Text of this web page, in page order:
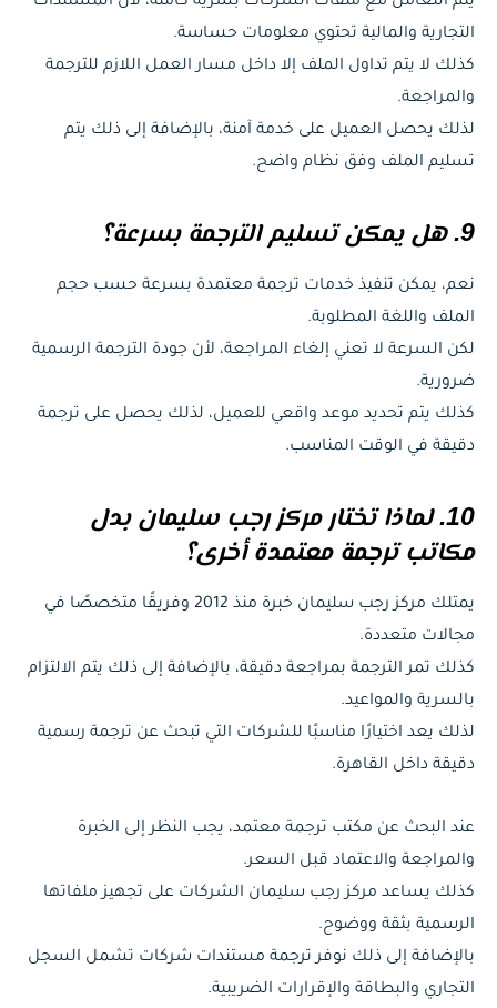
التجارية والمالية تحتوي معلومات حساسة.
كذلك لا يتم تداول الملف إلا داخل مسار العمل اللازم للترجمة
والمراجعة.
لذلك يحصل العميل على خدمة آمنة، بالإضافة إلى ذلك يتم
تسليم الملف وفق نظام واضح.
9. هل يمكن تسليم الترجمة بسرعة؟
نعم، يمكن تنفيذ خدمات ترجمة معتمدة بسرعة حسب حجم
الملف واللغة المطلوبة.
لكن السرعة لا تعني إلغاء المراجعة، لأن جودة الترجمة الرسمية
ضرورية.
كذلك يتم تحديد موعد واقعي للعميل، لذلك يحصل على ترجمة
دقيقة في الوقت المناسب.
10. لماذا تختار مركز رجب سليمان بدل
مكاتب ترجمة معتمدة أخرى؟
يمتلك مركز رجب سليمان خبرة منذ 2012 وفريقًا متخصصًا في
مجالات متعددة.
كذلك تمر الترجمة بمراجعة دقيقة، بالإضافة إلى ذلك يتم الالتزام
بالسرية والمواعيد.
لذلك يعد اختيارًا مناسبًا للشركات التي تبحث عن ترجمة رسمية
دقيقة داخل القاهرة.
عند البحث عن مكتب ترجمة معتمد، يجب النظر إلى الخبرة
والمراجعة والاعتماد قبل السعر.
كذلك يساعد مركز رجب سليمان الشركات على تجهيز ملفاتها
الرسمية بثقة ووضوح.
بالإضافة إلى ذلك نوفر ترجمة مستندات شركات تشمل السجل
التجاري والبطاقة والإقرارات الضريبية.